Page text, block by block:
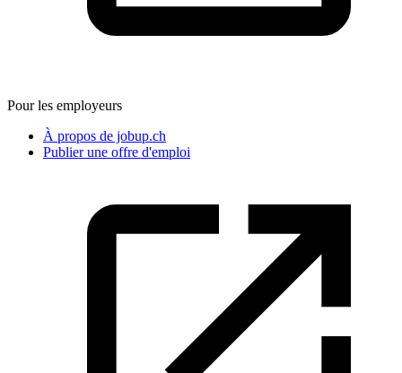
Pour les employeurs
À propos de jobup.ch
Publier une offre d'emploi